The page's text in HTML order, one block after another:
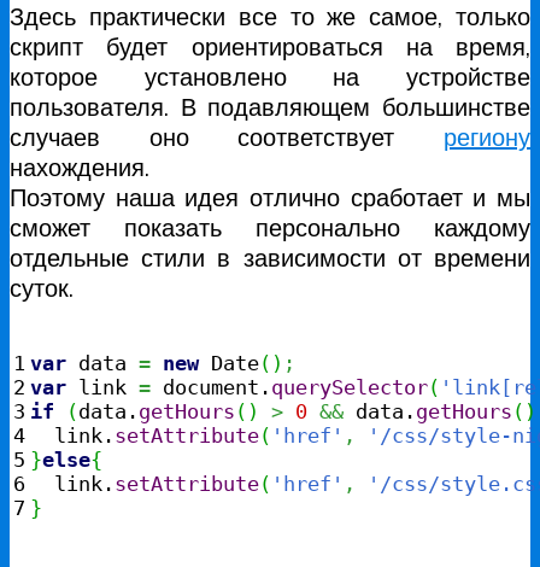
Здесь практически все то же самое, только
скрипт будет ориентироваться на время,
которое установлено на устройстве
пользователя. В подавляющем большинстве
случаев оно соответствует региону
нахождения.
Поэтому наша идея отлично сработает и мы
сможет показать персонально каждому
отдельные стили в зависимости от времени
суток.
1
2
3
4
5
6
var data = new Date( ) ;
var link = document. querySelector(
if
(data. getHours ( ) > 0 && data. getHours ( )
  link.
setAttribute( 'href' ,
'/css/style-
}else{
  link.
setAttribute( 'href' ,
'/css/
}